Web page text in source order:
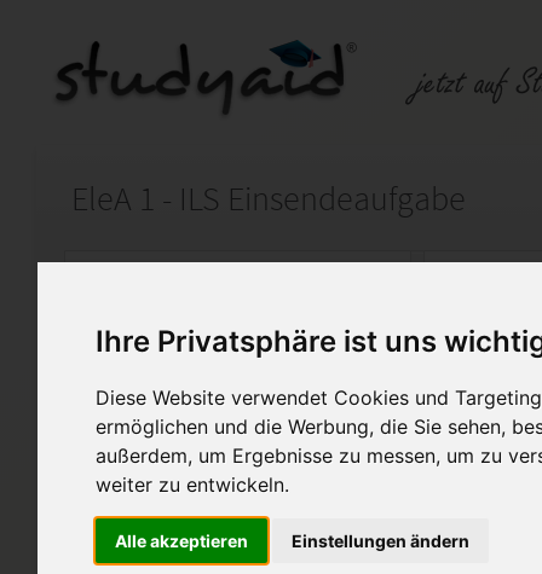
Ihre Privatsphäre ist uns
Diese Website verwendet Cookies und
ermöglichen und die Werbung, die Sie sehen,
außerdem, um Ergebnisse zu messen, um zu
weiter zu entwickeln.
Alle akzeptieren Einstellungen ändern
EleA 1 - ILS Einsendeaufgabe
Startseite Abitur und Hochschule
Physik
Note 1+ mit Lösung.
Einsendeaufgabe zu
nur als Hilfestellung oder
abschreiben ist